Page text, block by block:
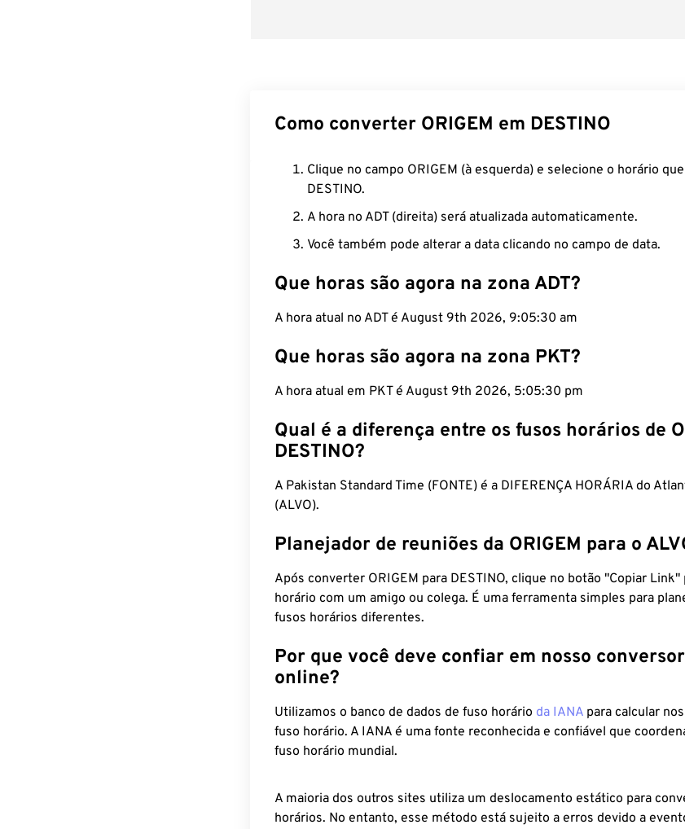
Como converter ORIGEM em DESTINO
Clique no campo ORIGEM (à esquerda) e selecione o horário
DESTINO.
A hora no ADT (direita) será atualizada automaticamente.
Você também pode alterar a data clicando no campo de data.
Que horas são agora na zona ADT?
A hora atual no ADT é August 9th 2026, 9:05:31 am
Que horas são agora na zona PKT?
A hora atual em PKT é August 9th 2026, 5:05:31 pm
Qual é a diferença entre os fusos horários de
DESTINO?
A Pakistan Standard Time (FONTE) é a DIFERENÇA HORÁRIA do
(ALVO).
Planejador de reuniões da ORIGEM para o
Após converter ORIGEM para DESTINO, clique no botão "Copiar
horário com um amigo ou colega. É uma ferramenta simples para
fusos horários diferentes.
Por que você deve confiar em nosso
online?
Utilizamos o banco de dados de fuso horário da IANA para calcular
fuso horário. A IANA é uma fonte reconhecida e confiável que
fuso horário mundial.
A maioria dos outros sites utiliza um deslocamento estático para
horários. No entanto, esse método está sujeito a erros devido a